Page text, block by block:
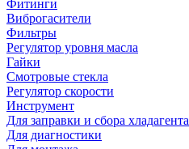
Фитинги
Виброгасители
Фильтры
Регулятор уровня масла
Гайки
Смотровые стекла
Регулятор скорости
Инструмент
Для заправки и сбора хладагента
Для диагностики